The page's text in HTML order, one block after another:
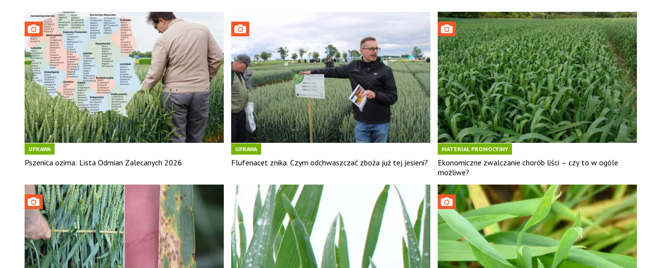
UPRAWA
Pszenica ozima: Lista Odmian Zalecanych 2026
UPRAWA
Flufenacet znika. Czym odchwaszczać zboża już tej jesieni?
MATERIAŁ PROMOCYJNY
Ekonomiczne zwalczanie chorób liści – czy to w ogóle
możliwe?